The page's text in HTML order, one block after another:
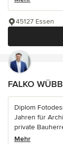
45127 Essen
FALKO
Diplom
Jahren für
private
Mehr